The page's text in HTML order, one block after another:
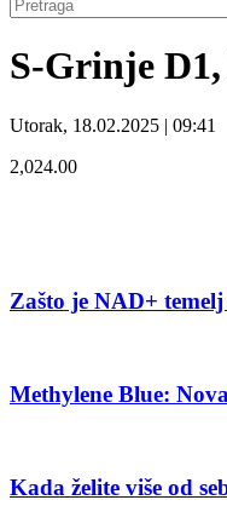
S-Grinje
Utorak, 18.02.2025 | 09:41
2,024.00
Zašto je NAD+
Methylene Blue:
Kada želite više od